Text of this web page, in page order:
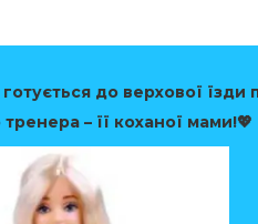
до верхової їзди
– її коханої мами!💖